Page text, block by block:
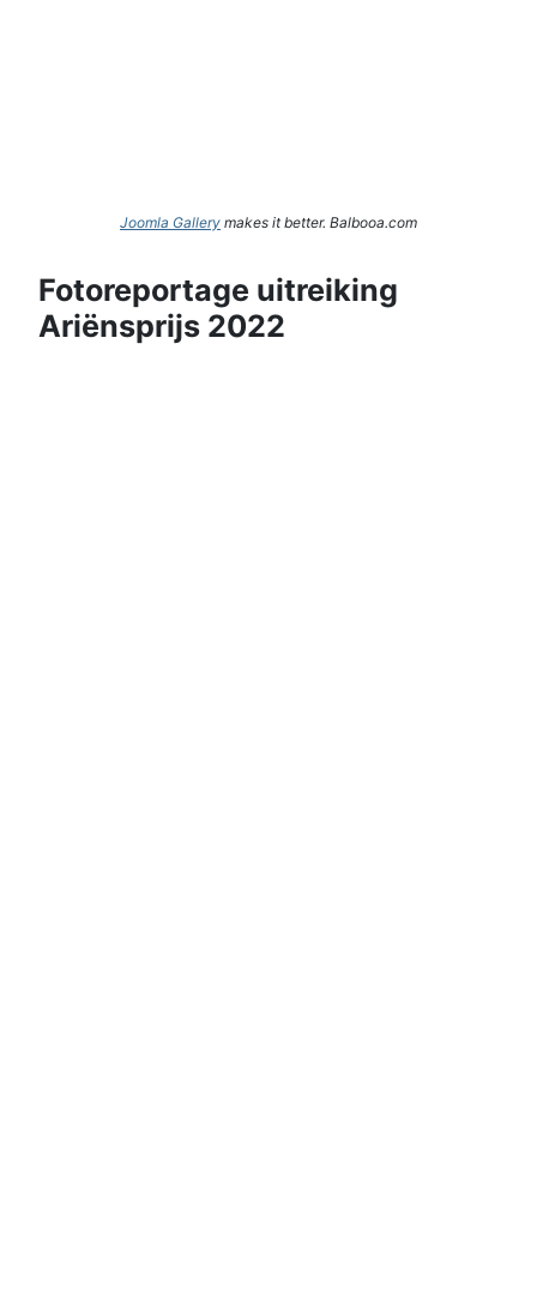
Joomla Gallery makes it better. Balbooa.com
Fotoreportage uitreiking
Ariënsprijs 2022